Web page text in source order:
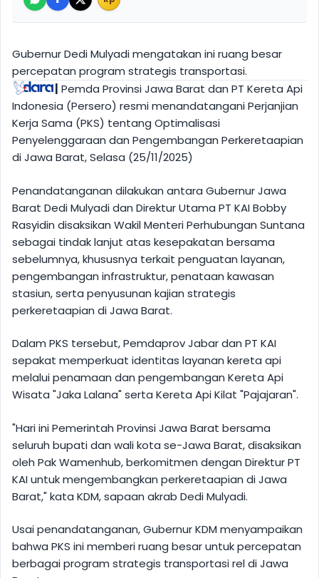
Gubernur Dedi Mulyadi mengatakan ini ruang besar
percepatan program strategis transportasi.
| Pemda Provinsi Jawa Barat dan PT Kereta Api
Indonesia (Persero) resmi menandatangani Perjanjian
Kerja Sama (PKS) tentang Optimalisasi
Penyelenggaraan dan Pengembangan Perkeretaapian
di Jawa Barat, Selasa (25/11/2025)
Penandatanganan dilakukan antara Gubernur Jawa
Barat Dedi Mulyadi dan Direktur Utama PT KAI Bobby
Rasyidin disaksikan Wakil Menteri Perhubungan Suntana
sebagai tindak lanjut atas kesepakatan bersama
sebelumnya, khususnya terkait penguatan layanan,
pengembangan infrastruktur, penataan kawasan
stasiun, serta penyusunan kajian strategis
perkeretaapian di Jawa Barat.
Dalam PKS tersebut, Pemdaprov Jabar dan PT KAI
sepakat memperkuat identitas layanan kereta api
melalui penamaan dan pengembangan Kereta Api
Wisata "Jaka Lalana" serta Kereta Api Kilat "Pajajaran".
"Hari ini Pemerintah Provinsi Jawa Barat bersama
seluruh bupati dan wali kota se-Jawa Barat, disaksikan
oleh Pak Wamenhub, berkomitmen dengan Direktur PT
KAI untuk mengembangkan perkeretaapian di Jawa
Barat," kata KDM, sapaan akrab Dedi Mulyadi.
Usai penandatanganan, Gubernur KDM menyampaikan
bahwa PKS ini memberi ruang besar untuk percepatan
berbagai program strategis transportasi rel di Jawa